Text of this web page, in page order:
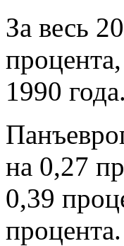
За весь
1990 года.
на 0,27
0,39
процента.